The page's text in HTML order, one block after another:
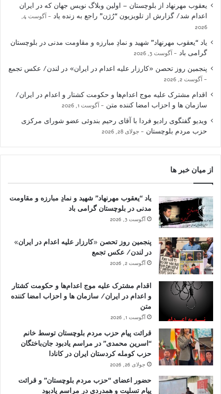
یعقوب مهرنهاد از بلوچستان – اولین وبلاگ نویس جهان که در ایران
اعدام شد/ گزارش از تلویزیون “رُژن” راجع به زنده یاد
آگوست 4,
2026
یاد “یعقوب مهرنهاد” شهید و نمادِ مبارزه و مقاومت مدنی در بلوچستان
گرامی باد
آگوست 3, 2026
پنجمین روز تحصن «کارزار علیه اعدام در ایران» در لندن/ عکس تجمع
آگوست 2, 2026
اقدام مشترک علیه موج اعدام‌ها و حکومت کشتار و اعدام در ایران/
سازمان ها و احزاب امضا کننده متن
آگوست 1, 2026
ویدیو گفتگوی رادیو فردا با آقای رحیم بندوئی عضو شورای مرکزی
حزب مردم بلوچستان
جولای 28, 2026
از میان خبر ها
یاد “یعقوب مهرنهاد” شهید و نمادِ مبارزه و مقاومت
مدنی در بلوچستان گرامی باد
آگوست 3, 2026
پنجمین روز تحصن «کارزار علیه اعدام در ایران»
در لندن/ عکس تجمع
آگوست 2, 2026
اقدام مشترک علیه موج اعدام‌ها و حکومت کشتار
و اعدام در ایران/ سازمان ها و احزاب امضا کننده
متن
آگوست 1, 2026
قرائت پیام حزب مردم بلوچستان توسط خانم
“اسرین محمدی” در مراسم یادبود جان‌باختگان
حزب کومله کردستان ایران در کانادا
جولای 26, 2026
حضور اعضای “حزب مردم بلوچستان” و قرائت
پیام تسلیت و همدردی در مراسم یادبود